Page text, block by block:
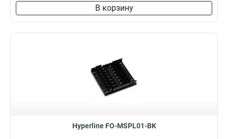
В корзину
Hyperline FO-MSPL01-BK